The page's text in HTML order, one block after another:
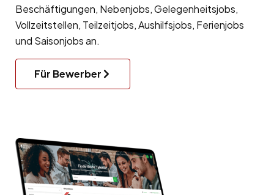
Beschäftigungen, Nebenjobs, Gelegenheitsjobs,
Vollzeitstellen, Teilzeitjobs, Aushilfsjobs, Ferienjobs
und Saisonjobs an.
Für Bewerber